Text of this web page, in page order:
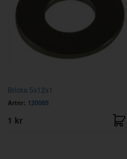
Bricka 5x12x1
Artnr: 120085
1 kr